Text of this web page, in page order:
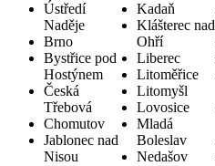
Ústředí
Naděje
Brno
Bystřice pod
Hostýnem
Česká
Třebová
Chomutov
Jablonec nad
Nisou
Kadaň
Klášterec nad
Ohří
Liberec
Litoměřice
Litomyšl
Lovosice
Mladá
Boleslav
Nedašov